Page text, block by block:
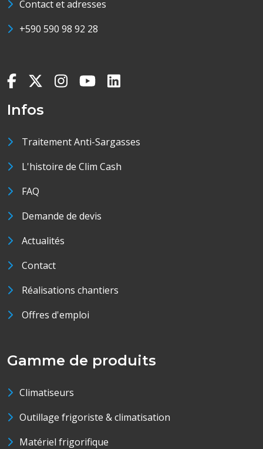
Contact et adresses
+590 590 98 92 28
Infos
Traitement Anti-Sargasses
L'histoire de Clim Cash
FAQ
Demande de devis
Actualités
Contact
Réalisations chantiers
Offres d'emploi
Gamme de produits
Climatiseurs
Outillage frigoriste & climatisation
Matériel frigorifique